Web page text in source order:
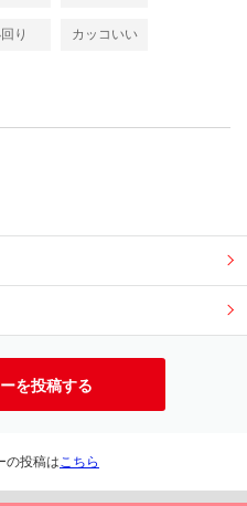
り カッコいい
を投稿する
の投稿は こちら